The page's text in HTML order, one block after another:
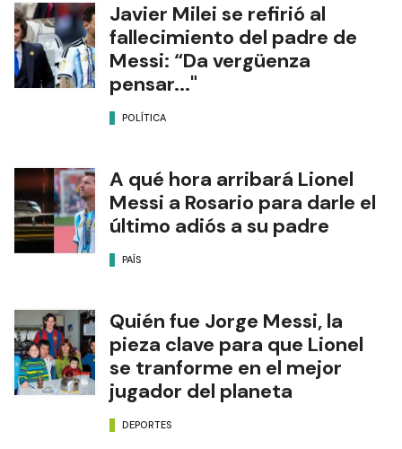
Javier Milei se refirió al
fallecimiento del padre de
Messi: “Da vergüenza
pensar..."
POLÍTICA
A qué hora arribará Lionel
Messi a Rosario para darle el
último adiós a su padre
PAÍS
Quién fue Jorge Messi, la
pieza clave para que Lionel
se tranforme en el mejor
jugador del planeta
DEPORTES